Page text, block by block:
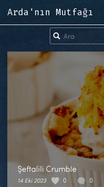
Arda'nın Mutfağı
Şeftalili Crumble
14 Eki 2023 0 0